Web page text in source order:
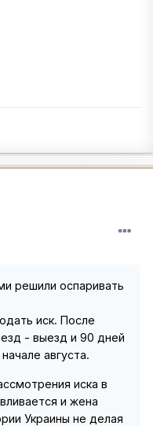
решили оспаривать
иск. После
- выезд и 90 дней
августа.
иска в
и жена
Украины не делая